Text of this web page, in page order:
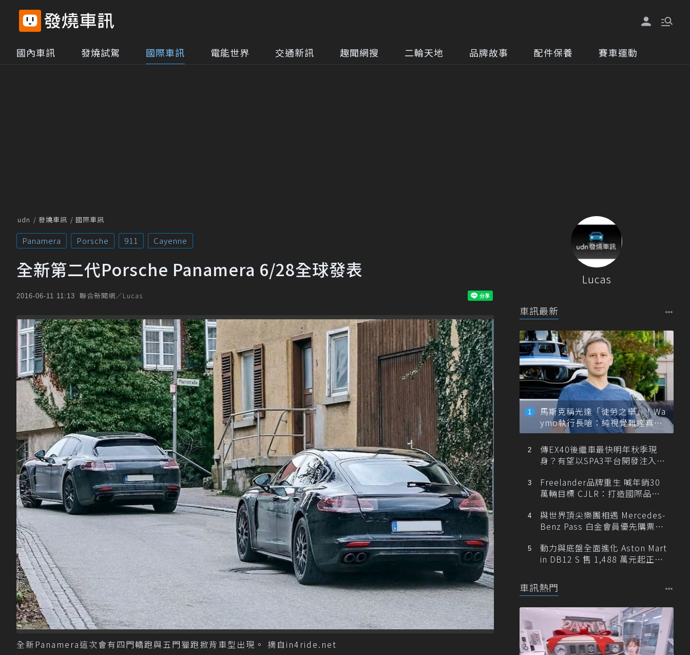
國內車訊 發燒試駕 國際車訊 電能世界 交通新訊 趣聞網搜 二輪天地 品牌故事 配件保養 賽車運動
udn 發燒車訊 國際車訊
Panamera Porsche 911 Cayenne
全新第二代Porsche Panamera 6/28全球發表
2016-06-11 11:13 聯合新聞網／Lucas
全新Panamera這次會有四門轎跑與五門獵跑掀背車型出現。 摘自in4ride.net
Lucas
車訊最新
馬斯克稱光達「徒勞之舉」！Wa
ymo執行長嗆：純視覺難達真正
自動駕駛
傳EX40後繼車最快明年秋季現
身？有望以SPA3平台開發注入80
Freelander品牌重生 喊年銷30
萬輛目標 CJLR：打造國際品牌
與世界頂尖樂團相遇 Mercedes-
Benz Pass 白金會員優先購票維
動力與底盤全面進化 Aston Mart
in DB12 S 售 1,488 萬元起正式
車訊熱門